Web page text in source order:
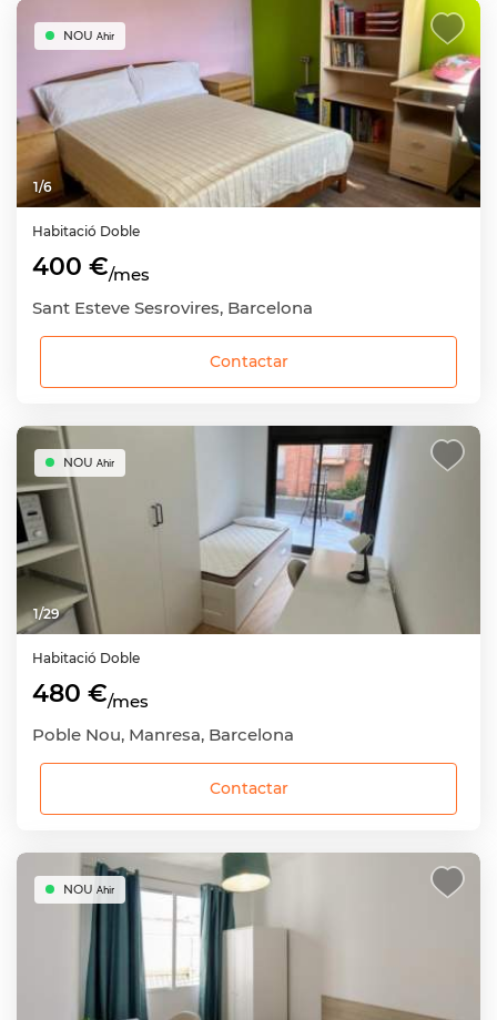
1/6
NOU Ahir
Habitació Doble
400 €/mes
Sant Esteve Sesrovires, Barcelona
Contactar
1/29
NOU Ahir
Habitació Doble
480 €/mes
Poble Nou, Manresa, Barcelona
Contactar
NOU Ahir